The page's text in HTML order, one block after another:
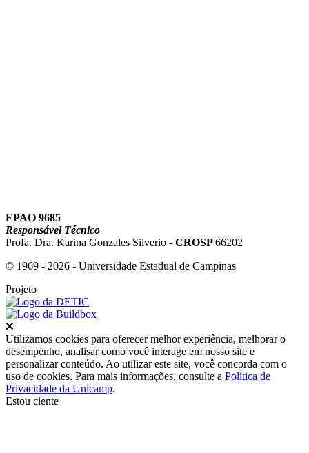
EPAO 9685
Responsável Técnico
Profa. Dra. Karina Gonzales Silverio - CROSP66202
© 1969 - 2026 - Universidade Estadual de Campinas
Projeto
Utilizamos cookies para oferecer melhor experiência, melhorar o
desempenho, analisar como você interage em nosso site e
personalizar conteúdo. Ao utilizar este site, você concorda com o
uso de cookies. Para mais informações, consulte a Política de
Privacidade da Unicamp.
Estou ciente